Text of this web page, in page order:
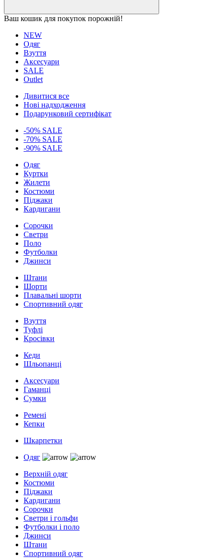
Ваш кошик для покупок порожній!
NEW
Одяг
Взуття
Аксесуари
SALE
Outlet
Дивитися все
Нові надходження
Подарунковий сертифікат
-50% SALE
-70% SALE
-90% SALE
Одяг
Куртки
Жилети
Костюми
Піджаки
Кардигани
Сорочки
Светри
Поло
Футболки
Джинси
Штани
Шорти
Плавальні шорти
Спортивний одяг
Взуття
Туфлі
Кросівки
Кеди
Шльопанці
Аксесуари
Гаманці
Сумки
Ремені
Кепки
Шкарпетки
Одяг
Верхній одяг
Костюми
Піджаки
Кардигани
Сорочки
Светри і гольфи
Футболки і поло
Джинси
Штани
Спортивний одяг